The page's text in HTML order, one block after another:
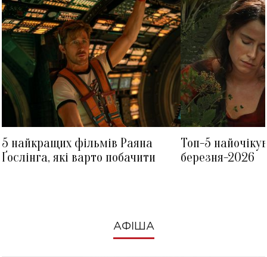
5 найкращих фільмів Раяна
Ґослінга, які варто побачити
Топ-5
березня-2026
АФІША